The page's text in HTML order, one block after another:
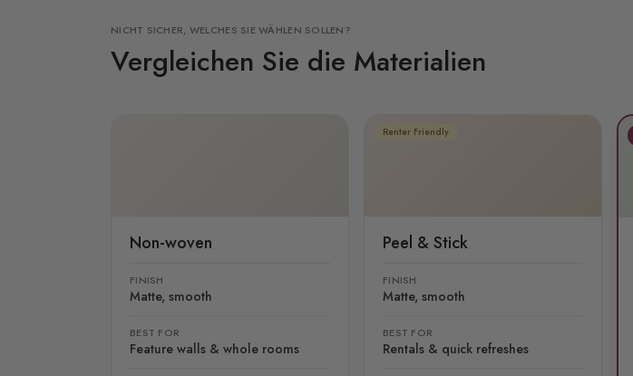
NICHT SICHER, WELCHES SIE WÄHLEN SOLLEN?
Vergleichen Sie die Materialien
Non-woven
FINISH
Matte, smooth
BEST FOR
Feature walls & whole rooms
Renter Friendly
Peel & Stick
FINISH
Matte, smooth
BEST FOR
Rentals & quick refreshes